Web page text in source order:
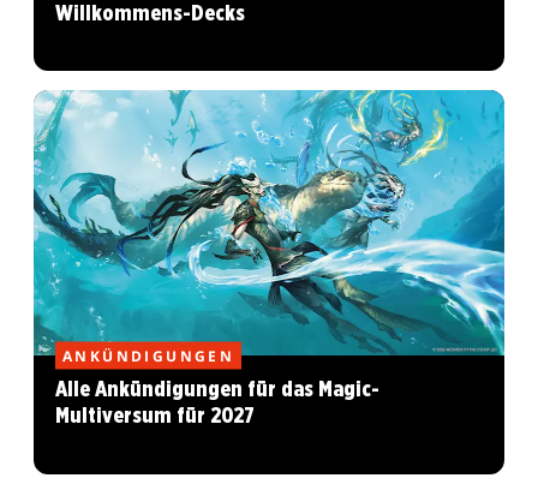
Willkommens-Decks
ANKÜNDIGUNGEN
Alle Ankündigungen für das Magic-
Multiversum für 2027